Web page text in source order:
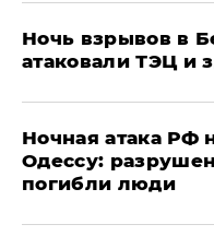
​Ночь взрывов в
атаковали ТЭЦ и
​Ночная атака РФ
Одессу:
погибли люди